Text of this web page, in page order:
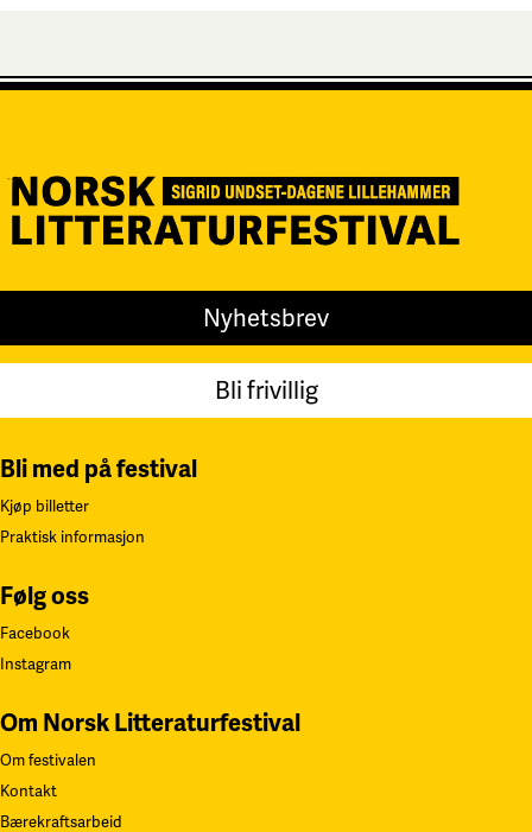
Nyhetsbrev
Bli frivillig
Bli med på festival
Kjøp billetter
Praktisk informasjon
Følg oss
Facebook
Instagram
Om Norsk Litteraturfestival
Om festivalen
Kontakt
Bærekraftsarbeid